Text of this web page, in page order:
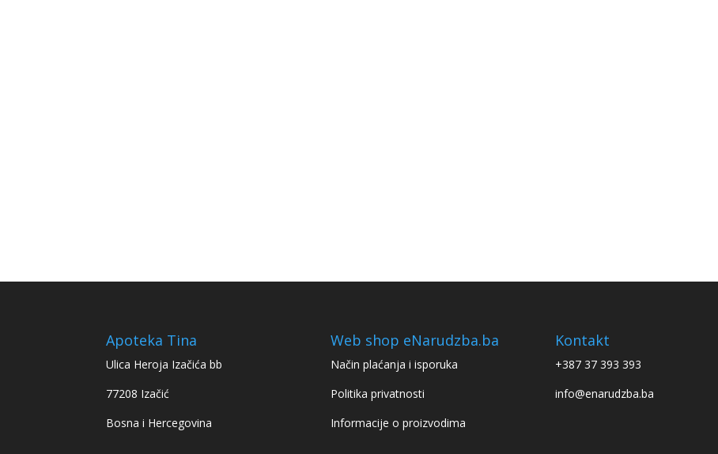
Apoteka Tina
Ulica Heroja Izačića bb
77208 Izačić
Bosna i Hercegovina
Web shop eNarudzba.ba
Način plaćanja i isporuka
Politika privatnosti
Informacije o proizvodima
Kontakt
+387 37 393 393
info@enarudzba.ba